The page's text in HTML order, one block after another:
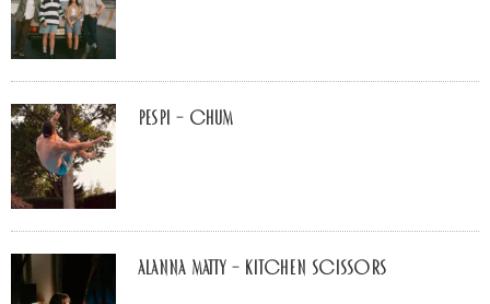
Pespi – Chum
Alanna Matty – Kitchen Scissors